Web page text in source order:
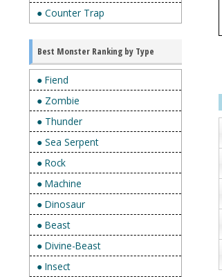
● Counter Trap
Best Monster Ranking by Type
● Fiend
● Zombie
● Thunder
● Sea Serpent
● Rock
● Machine
● Dinosaur
● Beast
● Divine-Beast
● Insect